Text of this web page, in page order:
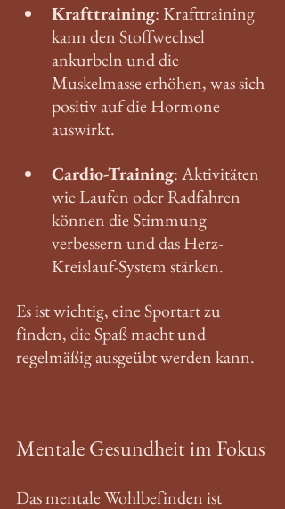
Krafttraining: Krafttraining
kann den Stoffwechsel
ankurbeln und die
Muskelmasse erhöhen, was sich
positiv auf die Hormone
auswirkt.
Cardio-Training: Aktivitäten
wie Laufen oder Radfahren
können die Stimmung
verbessern und das Herz-
Kreislauf-System stärken.
Es ist wichtig, eine Sportart zu
finden, die Spaß macht und
regelmäßig ausgeübt werden kann.
Mentale Gesundheit im Fokus
Das mentale Wohlbefinden ist